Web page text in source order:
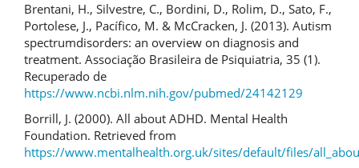
Brentani, H., Silvestre, C., Bordini, D., Rolim, D., Sato, F.,
Portolese, J., Pacífico, M. & McCracken, J. (2013). Autism
spectrumdisorders: an overview on diagnosis and
treatment. Associação Brasileira de Psiquiatria, 35 (1).
Recuperado de
https://www.ncbi.nlm.nih.gov/pubmed/24142129
Borrill, J. (2000). All about ADHD. Mental Health
Foundation. Retrieved from
https://www.mentalhealth.org.uk/sites/default/files/